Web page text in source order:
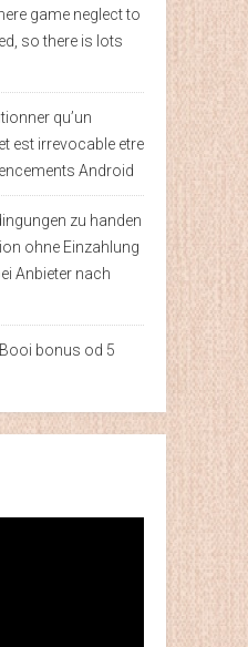
game neglect to
so there is lots
qu’un
est irrevocable etre
Android
zu handen
ohne Einzahlung
Anbieter nach
bonus od 5